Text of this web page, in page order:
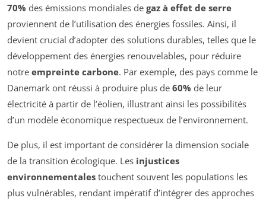
70% des émissions mondiales de gaz à effet de serre
proviennent de l’utilisation des énergies fossiles. Ainsi, il
devient crucial d’adopter des solutions durables, telles que le
développement des énergies renouvelables, pour réduire
notre empreinte carbone. Par exemple, des pays comme le
Danemark ont réussi à produire plus de 60% de leur
électricité à partir de l’éolien, illustrant ainsi les possibilités
d’un modèle économique respectueux de l’environnement.
De plus, il est important de considérer la dimension sociale
de la transition écologique. Les injustices
environnementales touchent souvent les populations les
plus vulnérables, rendant impératif d’intégrer des approches